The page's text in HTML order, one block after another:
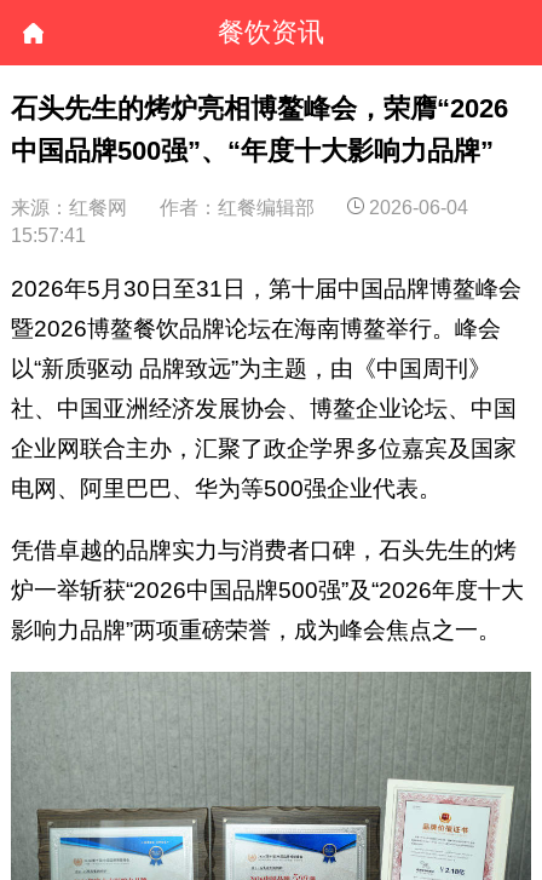
餐饮资讯
石头先生的烤炉亮相博鳌峰会，荣膺“2026
中国品牌500强”、“年度十大影响力品牌”
来源：红餐网 作者：红餐编辑部
2026-06-04
15:57:41
2026年5月30日至31日，第十届中国品牌博鳌峰会
暨2026博鳌餐饮品牌论坛在海南博鳌举行。峰会
以“新质驱动 品牌致远”为主题，由《中国周刊》
社、中国亚洲经济发展协会、博鳌企业论坛、中国
企业网联合主办，汇聚了政企学界多位嘉宾及国家
电网、阿里巴巴、华为等500强企业代表。
凭借卓越的品牌实力与消费者口碑，石头先生的烤
炉一举斩获“2026中国品牌500强”及“2026年度十大
影响力品牌”两项重磅荣誉，成为峰会焦点之一。